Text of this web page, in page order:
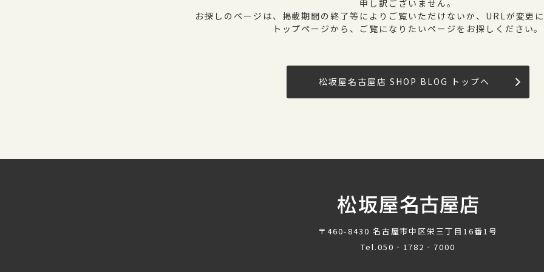
申し訳ございません。
お探しのページは、掲載期間の終了等によりご覧いただけないか、URLが変更に
トップページから、ご覧になりたいページをお探しください。
松坂屋名古屋店 SHOP BLOG トップへ
〒460-8430 名古屋市中区栄三丁目16番1号
Tel.050‐1782‐7000